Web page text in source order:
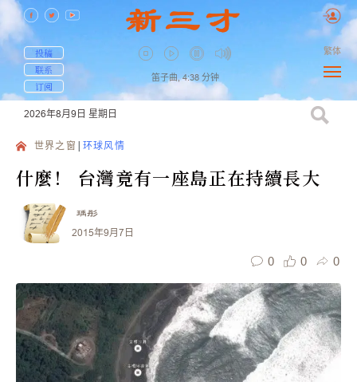
投稿
联系
订阅
笛子曲, 4:38 分钟
繁体
2026年8月9日 星期日
世界之窗 环球风情
什麼！ 台灣竟有一座島正在持續長大
瑀彤
2015年9月7日
0 0 0